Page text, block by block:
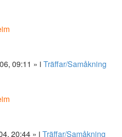
09:11 » i Träffar/Samåkning
20:44 » i Träffar/Samåkning